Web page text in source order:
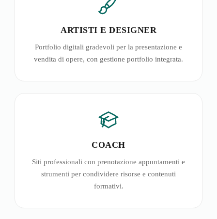
ARTISTI E DESIGNER
Portfolio digitali gradevoli per la presentazione e
vendita di opere, con gestione portfolio integrata.
COACH
Siti professionali con prenotazione appuntamenti e
strumenti per condividere risorse e contenuti
formativi.